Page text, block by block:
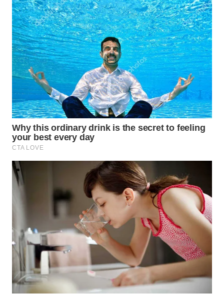
LESUNG
WN
KARO
WN
SIMALUNGUN
WN
LABUHANBATU
WN
TENGAH
WN
TEBING
TINGGI
WN
PAKPAK